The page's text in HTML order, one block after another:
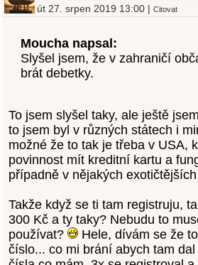
út 27. srpen 2019 13:00 |Citovat
Moucha napsal:
Slyšel jsem, že v zahraničí
brát debetky.
To jsem slyšel taky, ale ještě
to jsem byl v různých státech i
možné že to tak je třeba v USA,
povinnost mít kreditní kartu a
případně v nějakých
Takže když se ti tam registruju,
300 Kč a ty taky? Nebudu to
používat?
Hele, dívám se že
číslo... co mi brání abych tam